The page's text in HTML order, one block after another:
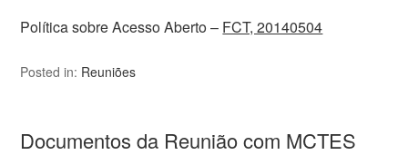
Política sobre Acesso Aberto – FCT, 20140504
Posted in: Reuniões
Documentos da Reunião com MCTES